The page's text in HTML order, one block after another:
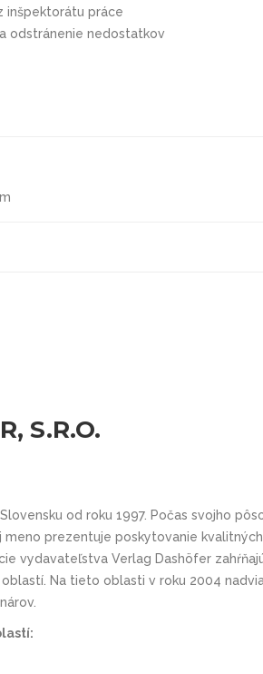
inšpektorátu práce
odstránenie nedostatkov
S.R.O.
od roku 1997. Počas svojho
prezentuje poskytovanie
vydavateľstva Verlag Dashöfer
Na tieto oblasti v roku 2004